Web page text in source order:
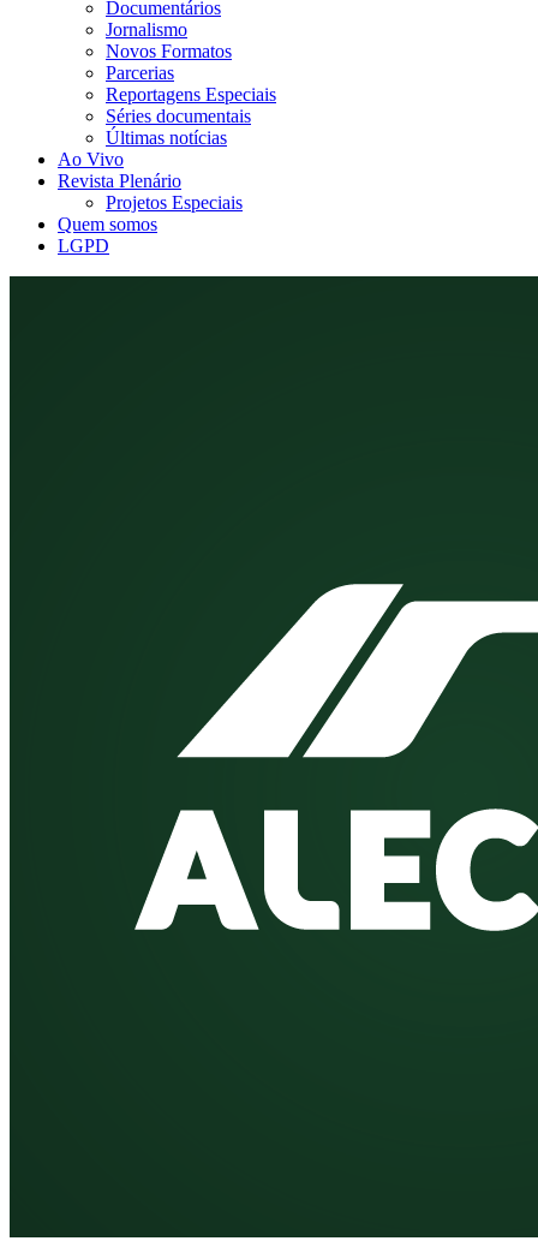
Documentários
Jornalismo
Novos Formatos
Parcerias
Reportagens Especiais
Séries documentais
Últimas notícias
Ao Vivo
Revista Plenário
Projetos Especiais
Quem somos
LGPD